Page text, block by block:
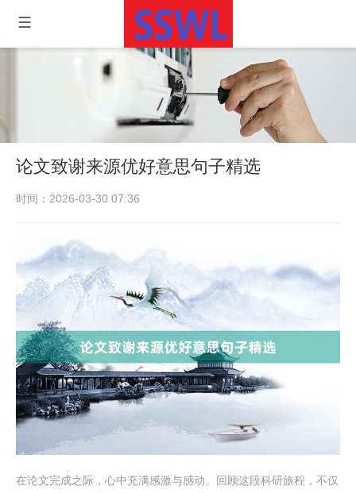
论文致谢来源优好意思句子精选
时间：2026-03-30 07:36
在论文完成之际，心中充满感激与感动。回顾这段科研旅程，不仅